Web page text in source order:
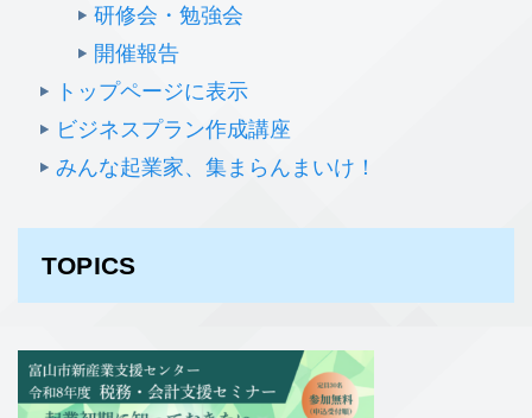
研修会・勉強会
開催報告
トップページに表示
ビジネスプラン作成講座
みんな起業家、集まらんまいけ！
TOPICS